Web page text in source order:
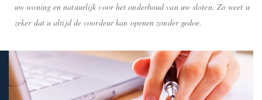
uw woning en natuurlijk voor het onderhoud van uw sloten. Zo weet u
zeker dat u altijd de voordeur kan openen zonder gedoe.